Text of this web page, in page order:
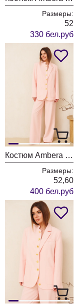
Размеры:
52
330 бел.руб
Костюм Ambera style 2164 пудра
Размеры:
52,60
400 бел.руб